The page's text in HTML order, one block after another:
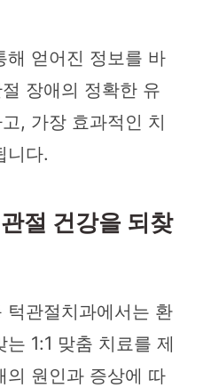
해 얻어진 정보를 바
장애의 정확한 유
, 가장 효과적인 치
니다.
절 건강을 되찾
턱관절치과에서는 환
1:1 맞춤 치료를 제
의 원인과 증상에 따